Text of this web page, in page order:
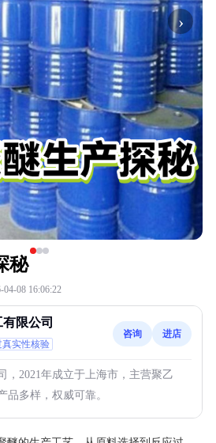
›
秘
04-08 16:06:22
有限公司
真实性核验
咨询 进店
，2021年成立于上海市，主营聚乙
品多样，权威可靠。